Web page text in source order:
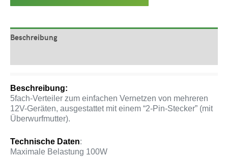
Beschreibung
Beschreibung:
5fach-Verteiler zum einfachen Vernetzen von mehreren
12V-Geräten, ausgestattet mit einem “2-Pin-Stecker” (mit
Überwurfmutter).
Technische Daten:
Maximale Belastung 100W